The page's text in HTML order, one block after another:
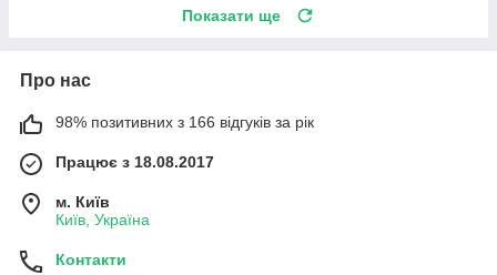
Показати ще
Про нас
98% позитивних з 166 відгуків за рік
Працює з 18.08.2017
м. Київ
Київ, Україна
Контакти